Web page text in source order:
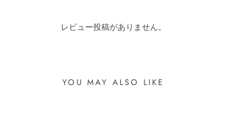
レビュー投稿がありません。
YOU MAY ALSO LIKE